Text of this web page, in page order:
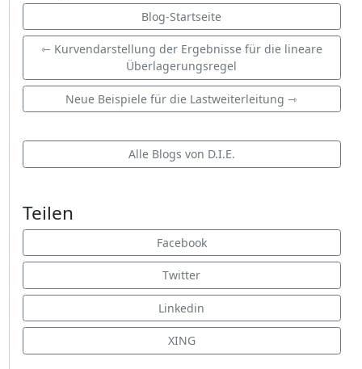
Blog-Startseite
⇽ Kurvendarstellung der Ergebnisse für die lineare
Überlagerungsregel
Neue Beispiele für die Lastweiterleitung ⇾
Alle Blogs von D.I.E.
Teilen
Facebook
Twitter
Linkedin
XING